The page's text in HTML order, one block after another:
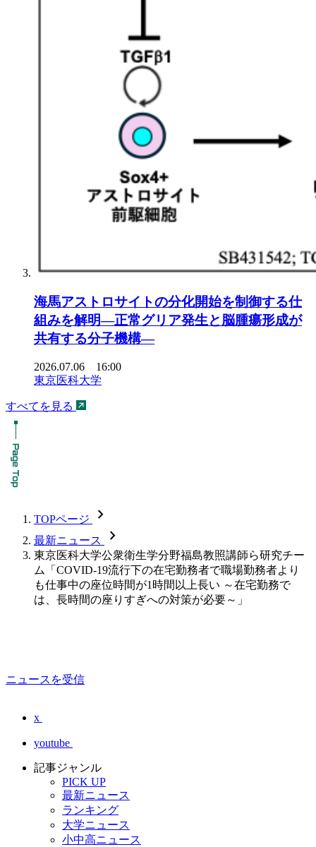
海馬アストロサイトの分化開始を制御する仕
組みを解明―正常グリア発生と脳腫瘍形成が
共有する分子機構―
2026.07.06 16:00
東京医科大学
すべてを見る
TOPページ chevron_forward
最新ニュース chevron_forward
東京医科大学公衆衛生学分野福島教照講師ら研究チー
ム「COVID-19流行下の在宅勤務者で職場勤務者より
も仕事中の座位時間が1時間以上長い ～在宅勤務で
は、長時間の座りすぎへの対策が必要～」
ニュースを受信
x
youtube
記事ジャンル
PICK UP
最新ニュース
ランキング
大学ニュース
小中高ニュース